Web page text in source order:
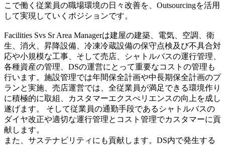
こで働く従業員の職場環境の日々改善を、Outsourcingを活用
して実現していくポジションです。
Facilities Svs Sr Area Managerは建屋の建築、電気、空調、衛
生、消火、昇降設備、冷凍冷蔵設備の保守点検及び不具合対
応や小規模な工事、そして売店、シャトルバスの運行管理、
各種資産の管理、DSの運営にとって重要なコストの管理も
行います。施設管理では年間保全計画や中長期保全計画のプ
ランと実施、売店運営では、全従業員が満足できる環境作り
に積極的に取組、カスタマーエクスぺリエンスの向上を成し
遂げます。 そして従業員の通勤手段であるシャトルバスの
ダイヤ改正や適切な運行管理とコスト管理でカスタマーに貢
献します。
また、サステナビリティにも貢献します。DS内で発生する